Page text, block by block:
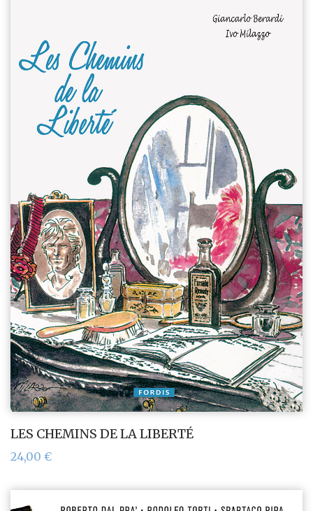
LES CHEMINS DE LA LIBERTÉ
24,00 €